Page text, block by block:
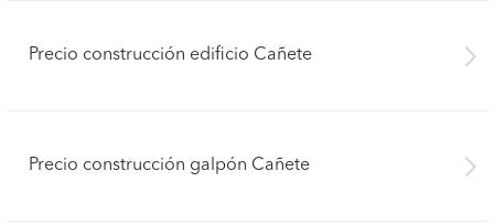
Precio construcción edificio Cañete
Precio construcción galpón Cañete